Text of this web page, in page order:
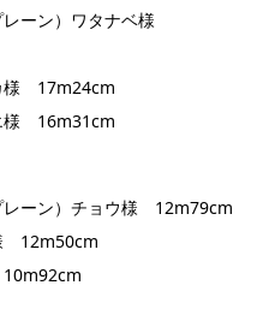
ーン）ワタナベ様
様 17m24cm
様 16m31cm
レーン）チョウ様 12m79cm
12m50cm